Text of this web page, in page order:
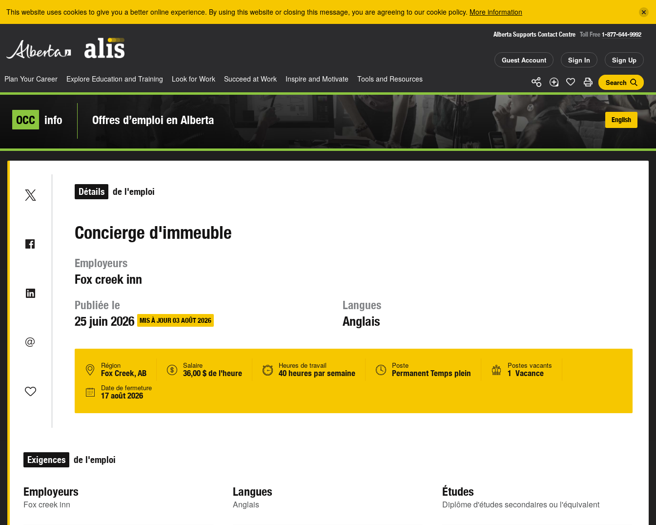
This website uses cookies to give you a better online experience. By using this website or closing this message, you are agreeing to our cookie policy. More information
Alberta Supports Contact Centre Toll Free 1-877-644-9992
Guest Account Sign In Sign Up
Search
Plan Your Career Explore Education and Training Look for Work Succeed at Work Inspire and Motivate Tools and Resources
OCC info Offres d’emploi en Alberta English
Détails de l'emploi
Concierge d'immeuble
Employeurs
Fox creek inn
Publiée le
25 juin 2026 MIS À JOUR 03 AOÛT 2026
Langues
Anglais
Région
Fox Creek, AB
Salaire
36,00 $ de l'heure
Heures de travail
40 heures par semaine
Poste
Permanent Temps plein
Postes vacants
1 Vacance
Date de fermeture
17 août 2026
Exigences de l'emploi
Employeurs
Fox creek inn
Langues
Anglais
Études
Diplôme d'études secondaires ou l'équivalent